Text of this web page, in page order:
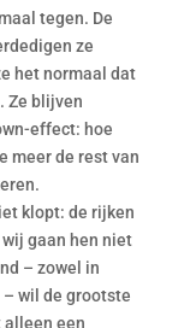
tegen. De
ze
het normaal dat
Ze blijven
effect: hoe
meer de rest van
klopt: de rijken
gaan hen niet
– zowel in
wil de grootste
alleen een